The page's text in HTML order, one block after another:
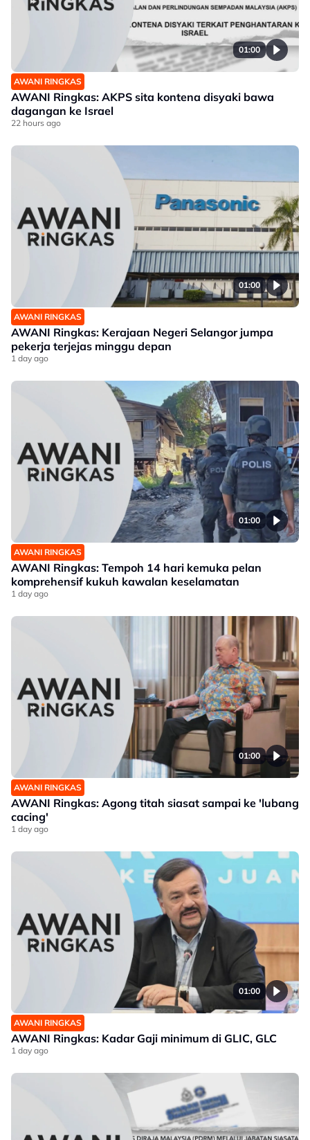
01:00
AWANI RINGKAS
AWANI Ringkas: AKPS sita kontena disyaki bawa
dagangan ke Israel
22 hours ago
01:00
AWANI RINGKAS
AWANI Ringkas: Kerajaan Negeri Selangor jumpa
pekerja terjejas minggu depan
1 day ago
01:00
AWANI RINGKAS
AWANI Ringkas: Tempoh 14 hari kemuka pelan
komprehensif kukuh kawalan keselamatan
1 day ago
01:00
AWANI RINGKAS
AWANI Ringkas: Agong titah siasat sampai ke 'lubang
cacing'
1 day ago
01:00
AWANI RINGKAS
AWANI Ringkas: Kadar Gaji minimum di GLIC, GLC
1 day ago